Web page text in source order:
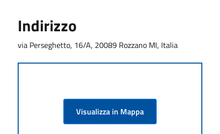
Indirizzo
via Perseghetto, 16/A, 20089 Rozzano MI, Italia
Visualizza in Mappa